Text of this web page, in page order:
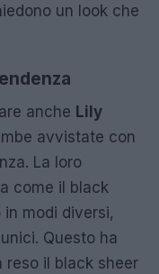
un look che
anche Lily
avvistate con
La loro
come il black
modi diversi,
Questo ha
reso il black sheer